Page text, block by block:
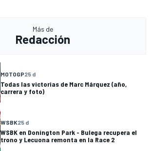
Más de
Redacción
MOTOGP25 d
Todas las victorias de Marc Márquez (año,
carrera y foto)
WSBK25 d
WSBK en Donington Park - Bulega recupera el
trono y Lecuona remonta en la Race 2